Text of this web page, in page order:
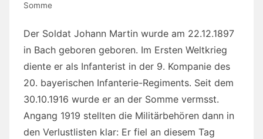
Somme
Der Soldat Johann Martin wurde am 22.12.1897
in Bach geboren geboren. Im Ersten Weltkrieg
diente er als Infanterist in der 9. Kompanie des
20. bayerischen Infanterie-Regiments. Seit dem
30.10.1916 wurde er an der Somme vermsst.
Angang 1919 stellten die Militärbehören dann in
den Verlustlisten klar: Er fiel an diesem Tag